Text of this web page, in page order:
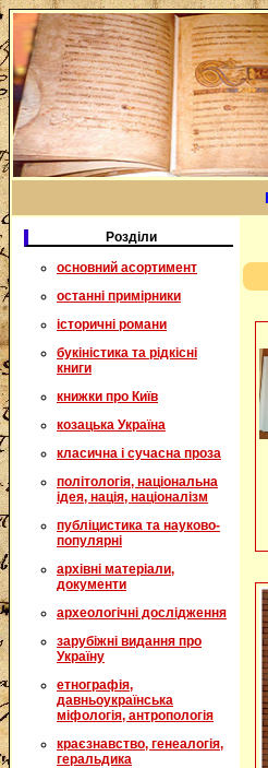
Розділи
основний асортимент
останні примірники
історичні романи
букіністика та рідкісні
книги
книжки про Київ
козацька Україна
класична і сучасна проза
політологія, національна
ідея, нація, націоналізм
публіцистика та науково-
популярні
архівні матеріали,
документи
археологічні дослідження
зарубіжні видання про
Україну
етнографія,
давньоукраїнська
міфологія, антропологія
краєзнавство, генеалогія,
геральдика